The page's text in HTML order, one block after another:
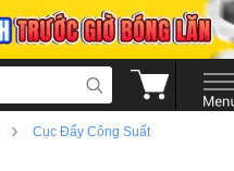
› Cục Đẩy Công Suất